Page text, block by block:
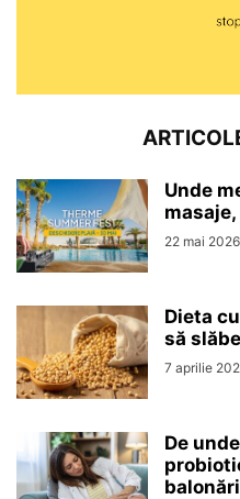
Unde
22 mai 2026
Dieta
să
7 aprilie
De